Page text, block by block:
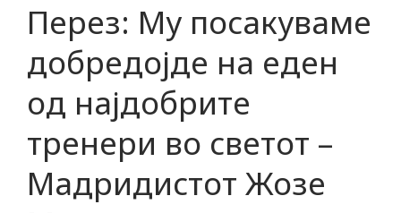
Перез: Му посакуваме
добредојде на еден
од најдобрите
тренери во светот –
Мадридистот Жозе